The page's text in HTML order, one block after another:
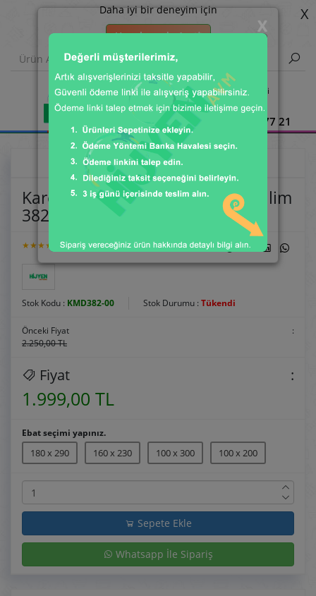
Daha iyi bir deneyim için
Uygulamada Aç 📲
X
X
Çağrı Merkezi
0850 309 77 21
Kare Mermer Desenli Dokuma Kilim
382-00
★★★★★
Stok Kodu : KMD382-00 Stok Durumu : Tükendi
Önceki Fiyat
:
2.250,00 TL
Fiyat :
1.999,00 TL
Ebat seçimi yapınız.
180 x 290 160 x 230 100 x 300 100 x 200
Sepete Ekle
Whatsapp İle Sipariş